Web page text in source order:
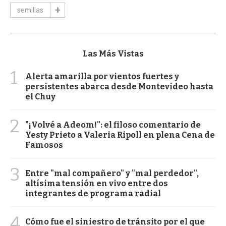
semillas
Las Más Vistas
1
Alerta amarilla por vientos fuertes y
persistentes abarca desde Montevideo hasta
el Chuy
2
"¡Volvé a Adeom!": el filoso comentario de
Yesty Prieto a Valeria Ripoll en plena Cena de
Famosos
3
Entre "mal compañero" y "mal perdedor",
altísima tensión en vivo entre dos
integrantes de programa radial
Cómo fue el siniestro de tránsito por el que